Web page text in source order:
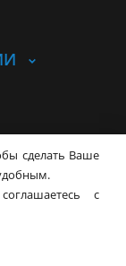
сделать Ваше
с